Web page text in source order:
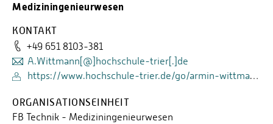
Mediziningenieurwesen
KONTAKT
+49 651 8103-381
A.Wittmann[@]hochschule-trier[.]de
https://www.hochschule-trier.de/go/armin-wittmann/
ORGANISATIONSEINHEIT
FB Technik - Mediziningenieurwesen